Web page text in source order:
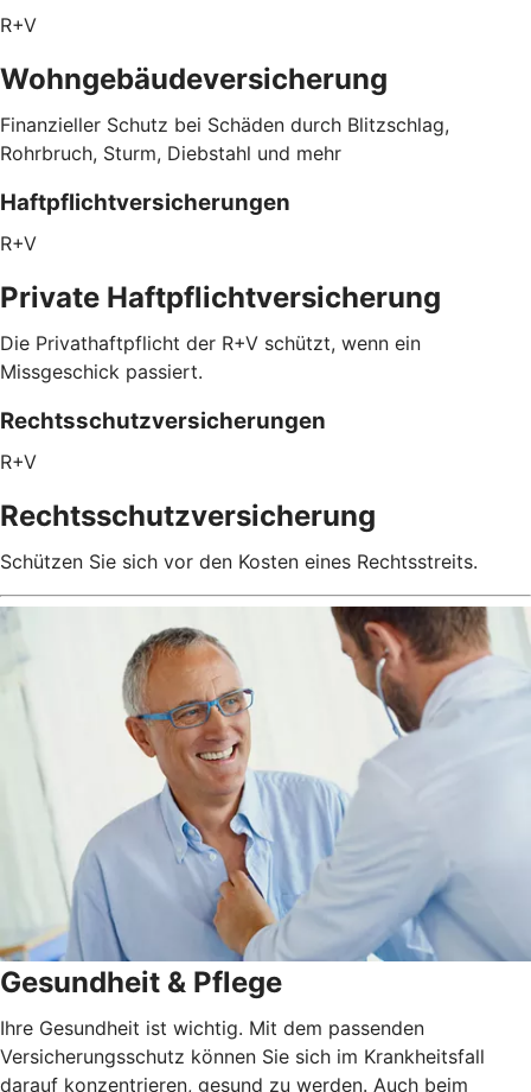
R+V
Wohngebäudeversicherung
Finanzieller Schutz bei Schäden durch Blitzschlag,
Rohrbruch, Sturm, Diebstahl und mehr
Haftpflichtversicherungen
R+V
Private Haftpflichtversicherung
Die Privathaftpflicht der R+V schützt, wenn ein
Missgeschick passiert.
Rechtsschutzversicherungen
R+V
Rechtsschutzversicherung
Schützen Sie sich vor den Kosten eines Rechtsstreits.
Gesundheit & Pflege
Ihre Gesundheit ist wichtig. Mit dem passenden
Versicherungsschutz können Sie sich im Krankheitsfall
darauf konzentrieren, gesund zu werden. Auch beim